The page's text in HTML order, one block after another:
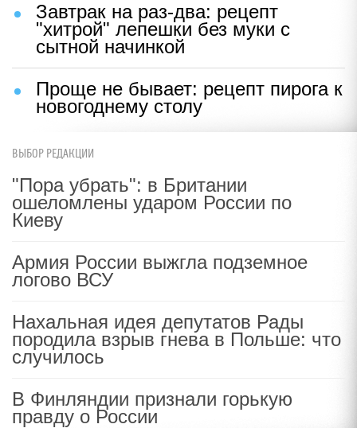
Завтрак на раз-два: рецепт
"хитрой" лепешки без муки с
сытной начинкой
Проще не бывает: рецепт пирога к
новогоднему столу
ВЫБОР РЕДАКЦИИ
"Пора убрать": в Британии
ошеломлены ударом России по
Киеву
Армия России выжгла подземное
логово ВСУ
Нахальная идея депутатов Рады
породила взрыв гнева в Польше: что
случилось
В Финляндии признали горькую
правду о России